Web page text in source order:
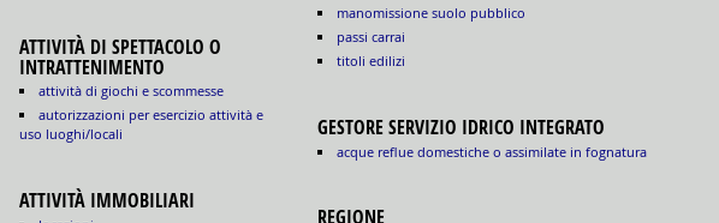
ATTIVITÀ DI SPETTACOLO O
INTRATTENIMENTO
attività di giochi e scommesse
autorizzazioni per esercizio attività e
uso luoghi/locali
ATTIVITÀ IMMOBILIARI
manomissione suolo pubblico
passi carrai
titoli edilizi
GESTORE SERVIZIO IDRICO INTEGRATO
acque reflue domestiche o assimilate in fognatura
REGIONE